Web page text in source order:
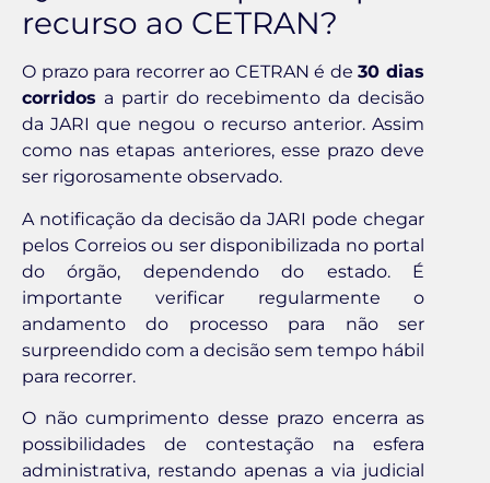
recurso ao CETRAN?
O prazo para recorrer ao CETRAN é de30 dias
corridos a partir do recebimento da decisão
da JARI que negou o recurso anterior. Assim
como nas etapas anteriores, esse prazo deve
ser rigorosamente observado.
A notificação da decisão da JARI pode chegar
pelos Correios ou ser disponibilizada no portal
do órgão, dependendo do estado. É
importante verificar regularmente o
andamento do processo para não ser
surpreendido com a decisão sem tempo hábil
para recorrer.
O não cumprimento desse prazo encerra as
possibilidades de contestação na esfera
administrativa, restando apenas a via judicial